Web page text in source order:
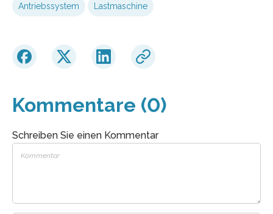
Antriebssystem Lastmaschine
Kommentare (0)
Schreiben Sie einen Kommentar